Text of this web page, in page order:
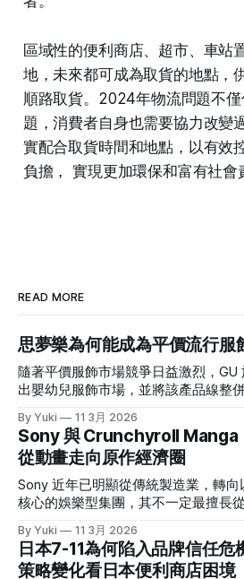
區域性的便利商店、超市、車站
地，未來都可成為取貨的地點，
順路取貨。2024年物流問題不
題，消費者自身也需要協力改變
實配合取貨時間和地點，以有效
負擔， 實現更加環保和富有社會
READ MORE
思夢樂為何能成為平價流行服
隨著平價服飾市場競爭日益激烈，GU
出嬰幼兒服飾市場，並將該產品線整
令其備感壓力的強勁對手——しまむら。 這家曾被視
氣平價服飾店」的品牌，為什麼能連五年
まむら這個名字，可能一時間會不知
「思夢樂」，那大家應該就有印象了
司就是しまむら集團。翻看其最新一
5 年新高，一年約 6,600 億日幣的規模
日本 20-30歲女生喜歡的平價品牌調
至不輸 UNIQLO。 可以說，現在的しまむら跟我腦海中的「平
價＋基本款」差很多，不只一堆聯名
By Yuki 11 3月 2026
Sony 與 Crunchyroll Manga
從動畫走向原作經濟圈
Sony 近年已明顯從傳統製造業，轉
核心的娛樂型集團，其不一定最擅長
2021年，Sony 收購美國的
Funimation 合併，之後其逐漸成為日
串流平台之一。意識到近年動畫粉反
By Yuki 11 3月 2026
日本7-11為何陷入品牌信任危
策略變化看日本便利商店困境